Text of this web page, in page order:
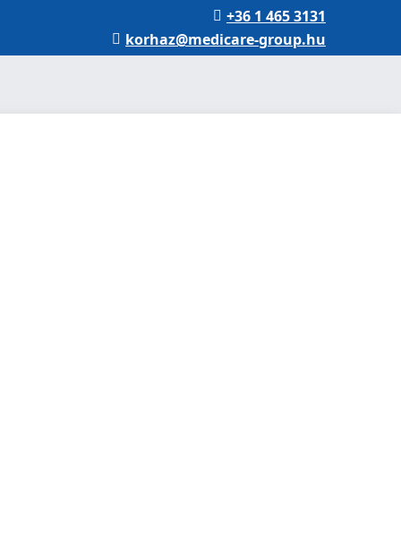
+36 1 465 3131
korhaz@medicare-group.hu